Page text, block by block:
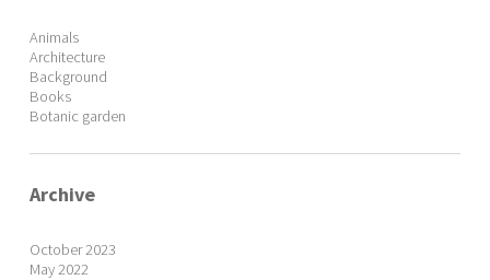
Animals
Architecture
Background
Books
Botanic garden
Archive
October 2023
May 2022